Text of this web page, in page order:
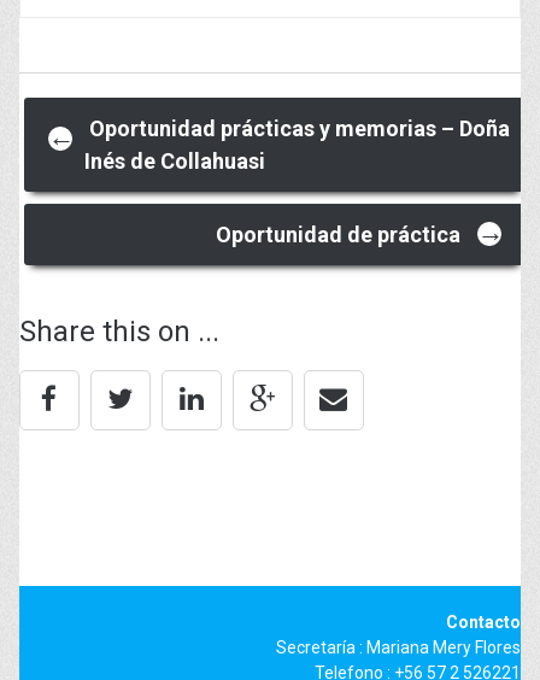
Post
navigation
←
Oportunidad prácticas y memorias – Doña
Inés de Collahuasi
Oportunidad de práctica →
Share this on ...
Contacto
Secretaría : Mariana Mery Flores
Telefono : +56 57 2 526221